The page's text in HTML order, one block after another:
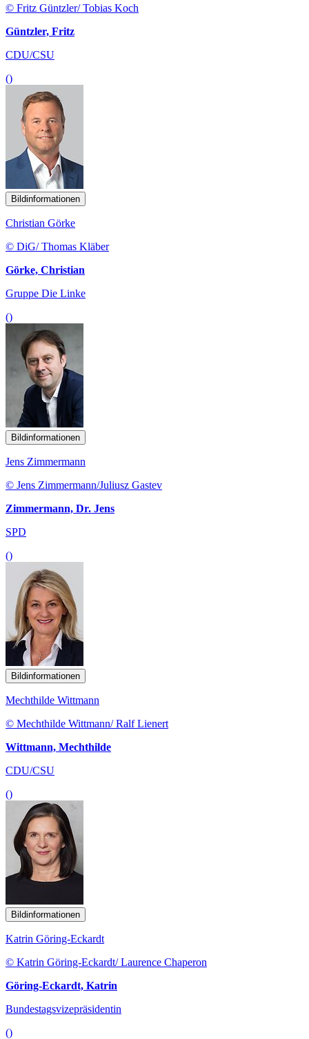
© Fritz Güntzler/ Tobias Koch
Güntzler, Fritz
CDU/CSU
()
Bildinformationen
Christian Görke
© DiG/ Thomas Kläber
Görke, Christian
Gruppe Die Linke
()
Bildinformationen
Jens Zimmermann
© Jens Zimmermann/Juliusz Gastev
Zimmermann, Dr. Jens
SPD
()
Bildinformationen
Mechthilde Wittmann
© Mechthilde Wittmann/ Ralf Lienert
Wittmann, Mechthilde
CDU/CSU
()
Bildinformationen
Katrin Göring-Eckardt
© Katrin Göring-Eckardt/ Laurence Chaperon
Göring-Eckardt, Katrin
Bundestagsvizepräsidentin
()